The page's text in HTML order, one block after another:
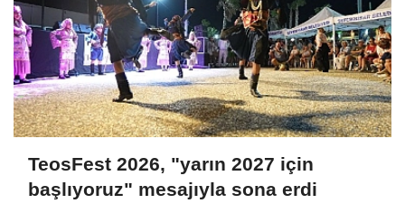
TeosFest 2026, "yarın 2027 için
başlıyoruz" mesajıyla sona erdi